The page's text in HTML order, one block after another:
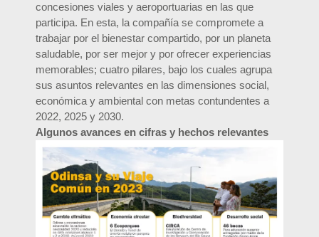
concesiones viales y aeroportuarias en las que
participa. En esta, la compañía se compromete a
trabajar por el bienestar compartido, por un planeta
saludable, por ser mejor y por ofrecer experiencias
memorables; cuatro pilares, bajo los cuales agrupa
sus asuntos relevantes en las dimensiones social,
económica y ambiental con metas contundentes a
2022, 2025 y 2030.
Algunos avances en cifras y hechos relevantes